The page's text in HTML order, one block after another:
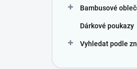
Bambusové
Dárkové poukazy
Vyhledat podle